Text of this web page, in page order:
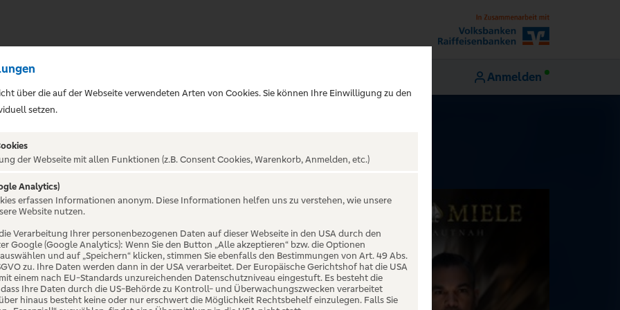
Anmelden
- Magie
| Gasthof
über die auf der Webseite verwendeten Arten von Cookies. Sie können Ihre Einwilligung zu den
setzen.
der Webseite mit allen Funktionen (z.B. Consent Cookies, Warenkorb, Anmelden, etc.)
Analytics)
erfassen Informationen anonym. Diese Informationen helfen uns zu verstehen, wie unsere
Website nutzen.
Verarbeitung Ihrer personenbezogenen Daten auf dieser Webseite in den USA durch den
Google (Google Analytics): Wenn Sie den Button „Alle akzeptieren“ bzw. die Optionen
und auf „Speichern“ klicken, stimmen Sie ebenfalls den Bestimmungen von Art. 49 Abs.
zu. Ihre Daten werden dann in der USA verarbeitet. Der Europäische Gerichtshof hat die USA
einem nach EU-Standards unzureichenden Datenschutzniveau eingestuft. Es besteht die
Ihre Daten durch die US-Behörde zu Kontroll- und Überwachungszwecken verarbeitet
hinaus besteht keine oder nur erschwert die Möglichkeit Rechtsbehelf einzulegen. Falls Sie